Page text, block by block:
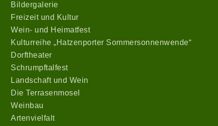
Bildergalerie
Freizeit und Kultur
Wein- und Heimatfest
Kulturreihe „Hatzenporter Sommersonnenwende“
Dorftheater
Schrumpftalfest
Landschaft und Wein
Die Terrasenmosel
Weinbau
Artenvielfalt